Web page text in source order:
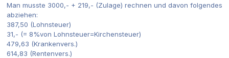
Man musste 3000,- + 219,- (Zulage) rechnen und davon folgendes
abziehen:
387,50 (Lohnsteuer)
31,- (= 8%von Lohnsteuer=Kirchensteuer)
479,63 (Krankenvers.)
614,83 (Rentenvers.)